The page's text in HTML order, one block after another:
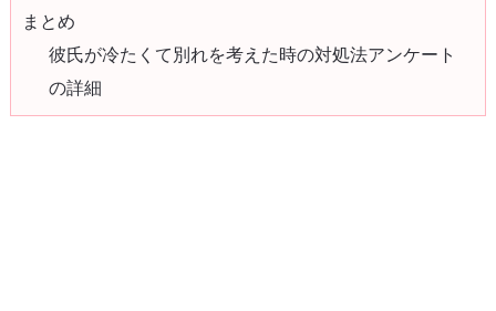
まとめ
彼氏が冷たくて別れを考えた時の対処法アンケート
の詳細